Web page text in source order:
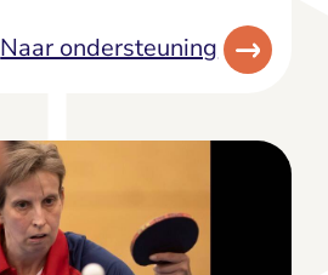
Naar ondersteuning